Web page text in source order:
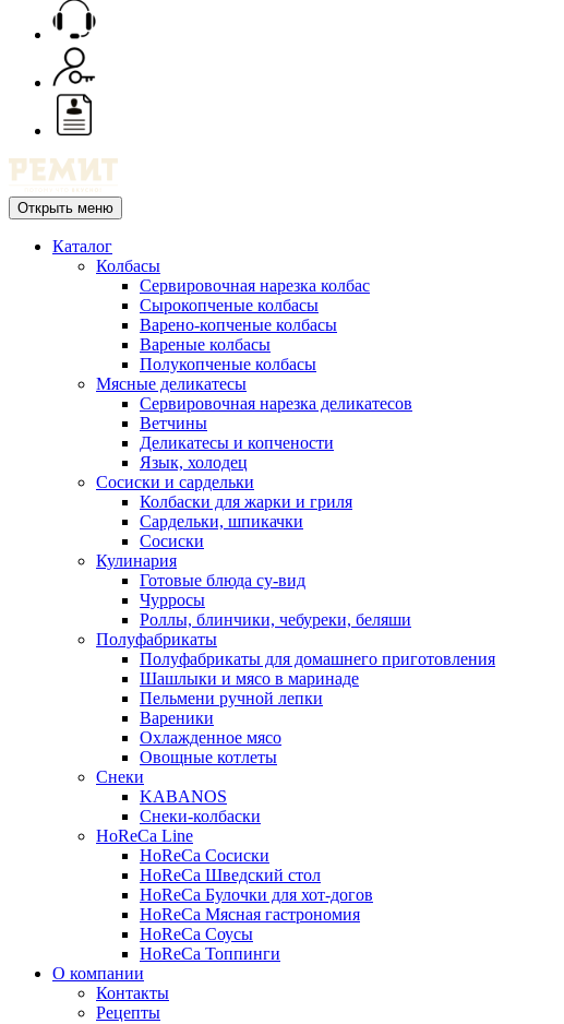
Открыть меню
Каталог
Колбасы
Сервировочная нарезка колбас
Сырокопченые колбасы
Варено-копченые колбасы
Вареные колбасы
Полукопченые колбасы
Мясные деликатесы
Сервировочная нарезка деликатесов
Ветчины
Деликатесы и копчености
Язык, холодец
Сосиски и сардельки
Колбаски для жарки и гриля
Сардельки, шпикачки
Сосиски
Кулинария
Готовые блюда су-вид
Чурросы
Роллы, блинчики, чебуреки, беляши
Полуфабрикаты
Полуфабрикаты для домашнего приготовления
Шашлыки и мясо в маринаде
Пельмени ручной лепки
Вареники
Охлажденное мясо
Овощные котлеты
Снеки
KABANOS
Снеки-колбаски
HoReCa Line
HoReCa Сосиски
HoReCa Шведский стол
HoReCa Булочки для хот-догов
HoReCa Мясная гастрономия
HoReCa Соусы
HoReCa Топпинги
О компании
Контакты
Рецепты